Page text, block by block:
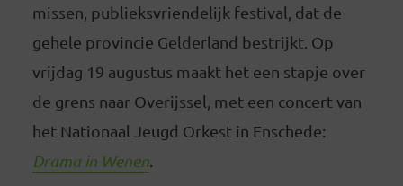
missen, publieksvriendelijk festival, dat de
gehele provincie Gelderland bestrijkt. Op
vrijdag 19 augustus maakt het een stapje over
de grens naar Overijssel, met een concert van
het Nationaal Jeugd Orkest in Enschede:
Drama in Wenen.